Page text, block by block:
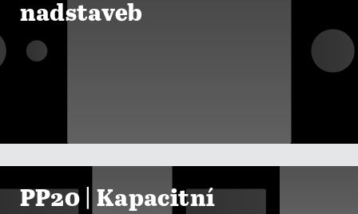
nadstaveb

PP20 | Kapacitní